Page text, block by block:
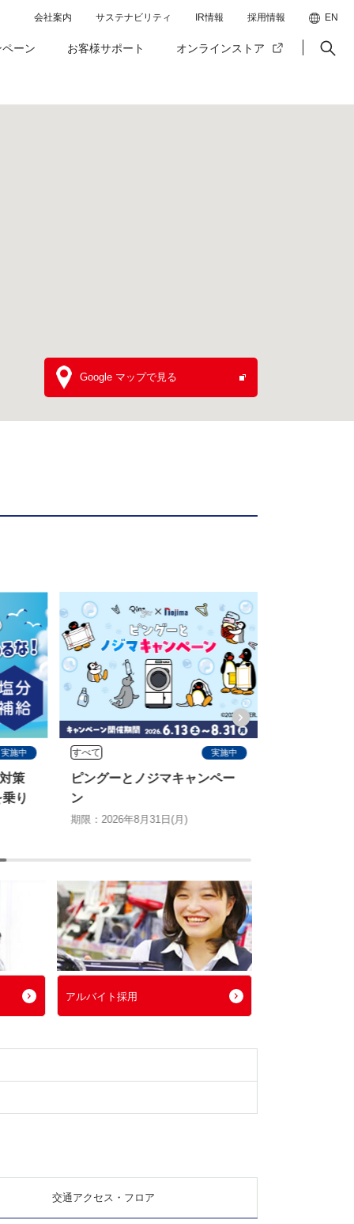
ーン お客様サポート オンラインストア
会社案内 サステナビリティ IR情報 採用情報 EN
Google マップで見る
実施中
策
り
すべて 実施中
ピングーとノジマキャンペー
ン
期限：2026年8月31日(月)
アルバイト採用
交通アクセス・フロア